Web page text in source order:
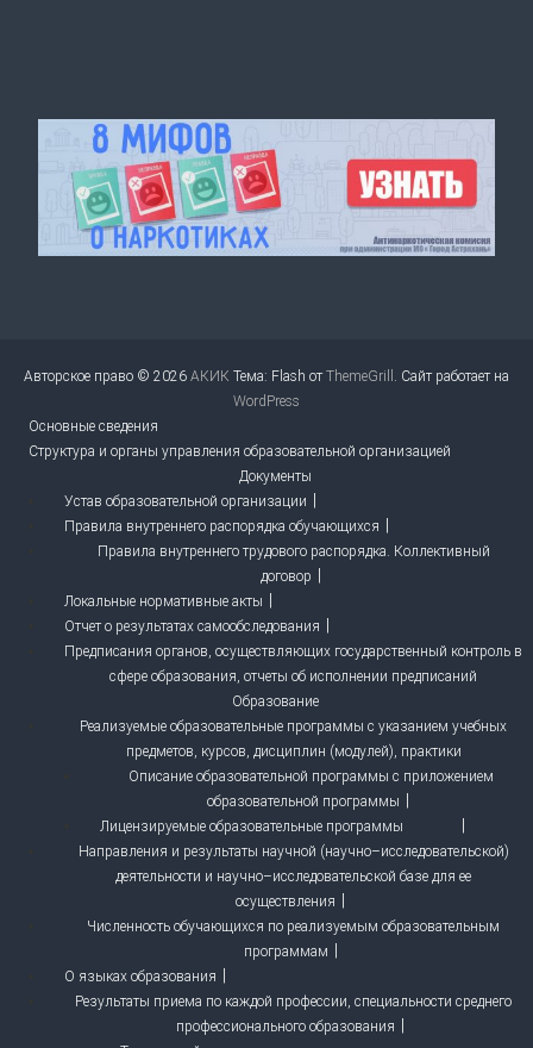
Авторское право © 2026 АКИК Тема: Flash отThemeGrill . Сайт работает на
WordPress
Основные сведения
Структура и органы управления образовательной организацией
Документы
Устав образовательной организации
Правила внутреннего распорядка обучающихся
Правила внутреннего трудового распорядка. Коллективный
договор
Локальные нормативные акты
Отчет о результатах самообследования
Предписания органов, осуществляющих государственный контроль в
сфере образования, отчеты об исполнении предписаний
Образование
Реализуемые образовательные программы с указанием учебных
предметов, курсов, дисциплин (модулей), практики
Описание образовательной программы с приложением
образовательной программы
Лицензируемые образовательные программы
Направления и результаты научной (научно–исследовательской)
деятельности и научно–исследовательской базе для ее
осуществления
Численность обучающихся по реализуемым образовательным
программам
О языках образования
Результаты приема по каждой профессии, специальности среднего
профессионального образования